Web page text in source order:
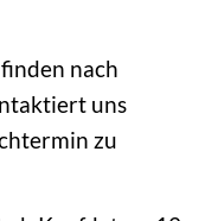
nach
uns
zu